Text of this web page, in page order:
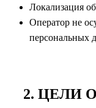
Локализация
Оператор не
персональных
2. ЦЕЛИ